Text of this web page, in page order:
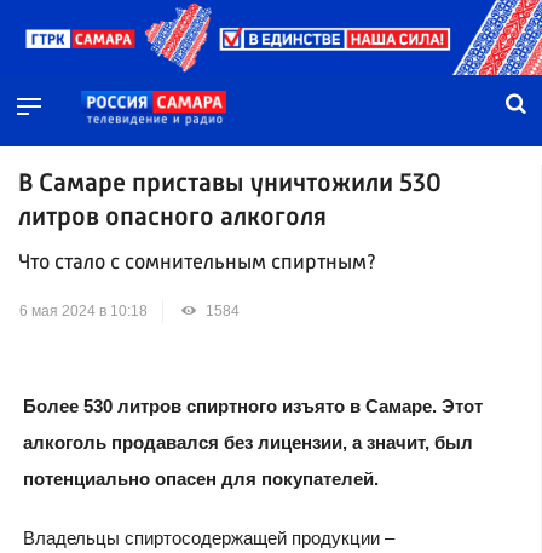
В Самаре приставы уничтожили 530
литров опасного алкоголя
Что стало с сомнительным спиртным?
6 мая 2024 в 10:18 1584
Более 530 литров спиртного изъято в Самаре. Этот
алкоголь продавался без лицензии, а значит, был
потенциально опасен для покупателей.
Владельцы спиртосодержащей продукции –